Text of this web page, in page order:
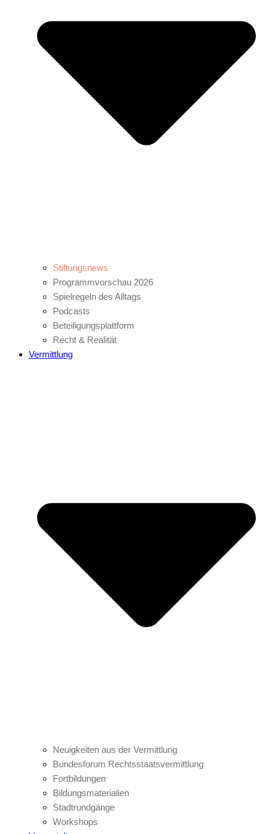
Stiftungsnews
Programmvorschau 2026
Spielregeln des Alltags
Podcasts
Beteiligungsplattform
Recht & Realität
Vermittlung
Neuigkeiten aus der Vermittlung
Bundesforum Rechtsstaatsvermittlung
Fortbildungen
Bildungsmaterialien
Stadtrundgänge
Workshops